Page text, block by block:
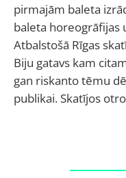
pirmajām baleta
baleta horeogrāfijas
Atbalstošā Rīgas
Biju gatavs kam
gan riskanto tēmu
publikai. Skatījos